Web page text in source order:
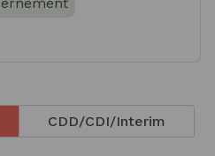
CDD/CDI/Interim